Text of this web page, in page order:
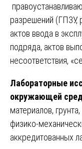
разрешений (ГПЗУ,
актов ввода в
подряда, актов
несоответствия,
Лабораторные
окружающей
материалов,
физико-
аккредитованных